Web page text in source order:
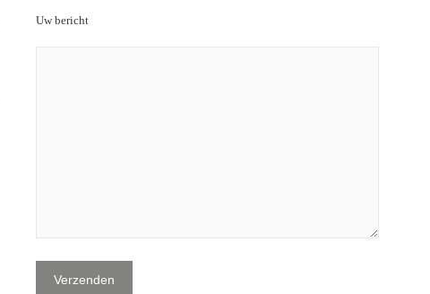
Uw bericht